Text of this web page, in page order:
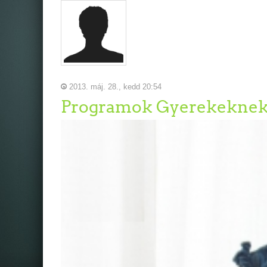
2013. máj. 28., kedd 20:54
Programok